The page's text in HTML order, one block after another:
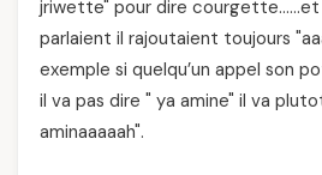
jriwette" pour dire courgette……et
parlaient il rajoutaient toujours
exemple si quelqu’un appel son
il va pas dire " ya amine" il va
aminaaaaah".